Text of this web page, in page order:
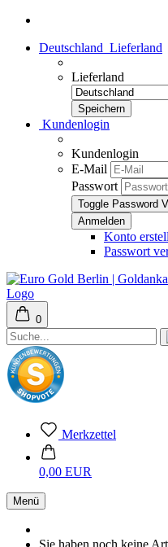
Deutschland Lieferland
Lieferland
Kundenlogin
Kundenlogin
E-Mail
Passwort
Toggle Password
Konto
Passwort
0
Merkzettel
0,00 EUR
Menü
Sie haben noch keine